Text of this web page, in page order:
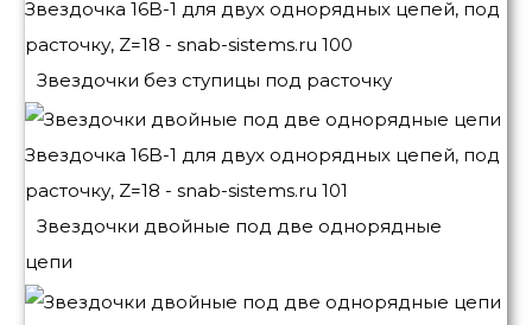
Звездочки без ступицы под расточку
Звездочки двойные под две однорядные
цепи